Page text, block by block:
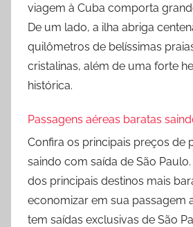
viagem à Cuba comporta
De um lado, a ilha abriga
quilômetros de belíssimas
cristalinas, além de uma forte
histórica.
Passagens aéreas baratas
Confira os principais preços de
saindo com saída de São
dos principais destinos mais
economizar em sua passagem
tem saídas exclusivas de São